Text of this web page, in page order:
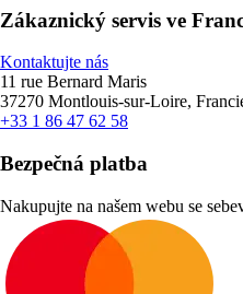
Zákaznický servis ve
Kontaktujte nás
11 rue Bernard Maris
37270 Montlouis-sur-Loire,
+33 1 86 47 62 58
Bezpečná platba
Nakupujte na našem webu se